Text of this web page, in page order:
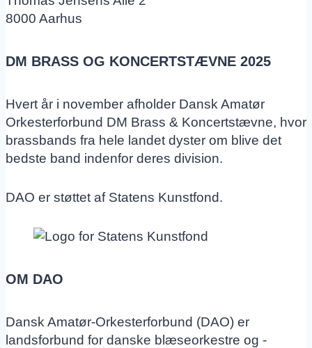
8000 Aarhus
DM BRASS OG KONCERTSTÆVNE 2025
Hvert år i november afholder Dansk Amatør
Orkesterforbund DM Brass & Koncertstævne, hvor
brassbands fra hele landet dyster om blive det
bedste band indenfor deres division.
DAO er støttet af Statens Kunstfond.
OM DAO
Dansk Amatør-Orkesterforbund (DAO) er
landsforbund for danske blæseorkestre og -